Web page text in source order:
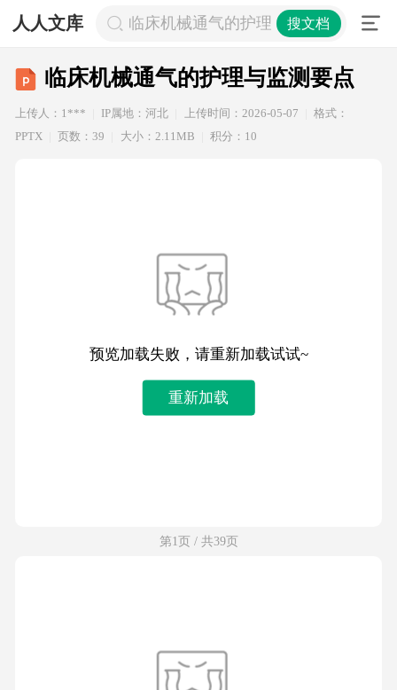
人人文库 临床机械通气的护理与监测要点
搜文档
临床机械通气的护理与监测要点
上传人：1*** IP属地：河北 上传时间：2026-05-07
格式：
PPTX
页数：39 大小：2.11MB 积分：10
预览加载失败，请重新加载试试~
重新加载
第1页 / 共39页